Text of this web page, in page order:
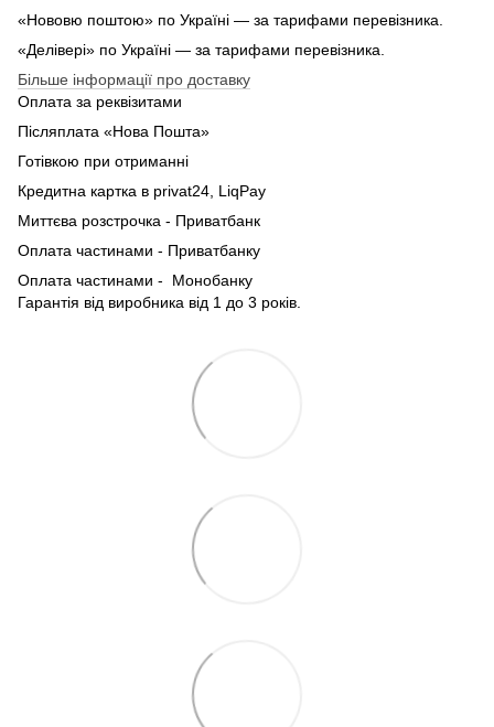
«Нововю поштою» по Україні — за тарифами перевізника.
«Делівері» по Україні — за тарифами перевізника.
Більше інформації про доставку
Оплата за реквізитами
Післяплата «Нова Пошта»
Готівкою при отриманні
Кредитна картка в privat24, LiqPay
Миттєва розстрочка - Приватбанк
Оплата частинами - Приватбанку
Оплата частинами - Монобанку
Гарантія від виробника від 1 до 3 років.